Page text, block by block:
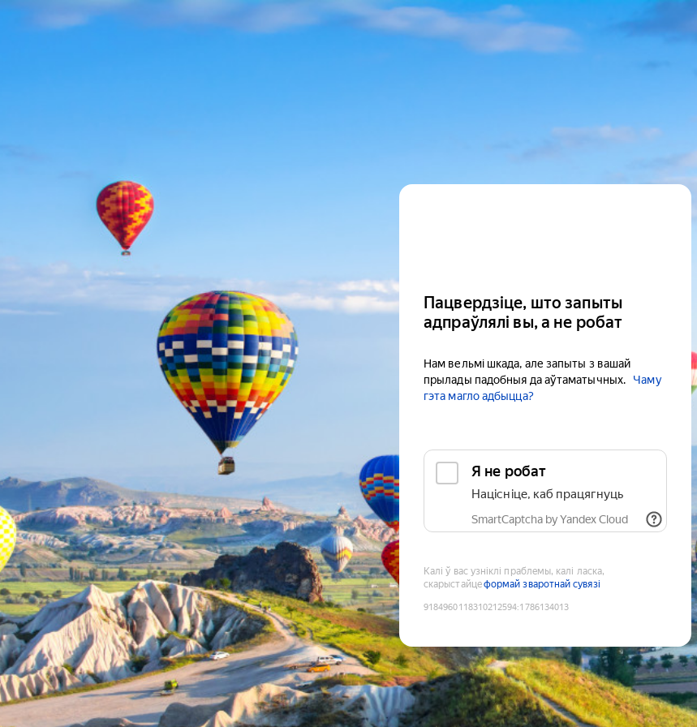
Пацвердзіце, што запыты
адпраўлялі вы, а не робат
Нам вельмі шкада, але запыты з вашай
прылады падобныя да аўтаматычных.
Чаму
гэта магло адбыцца?
Я не робат
Націсніце, каб працягнуць
SmartCaptcha by Yandex Cloud
Калі ў вас узніклі праблемы, калі ласка,
скарыстайцеформай зваротнай сувязі
9184960118310212594:1786134013